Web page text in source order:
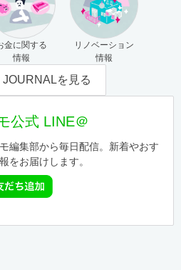
金に関する
情報
リノベーション
情報
を見る
公式 LINE＠
編集部から毎日配信。新着やおす
をお届けします。